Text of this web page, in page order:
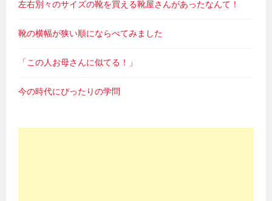
左右別々のサイズの靴を買える靴屋さんがあったなんて！
靴の横幅が狭い順にならべてみました
「この人お母さんに似てる！」
今の時代にぴったりの学問